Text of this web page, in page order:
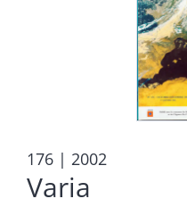
176 | 2002
Varia